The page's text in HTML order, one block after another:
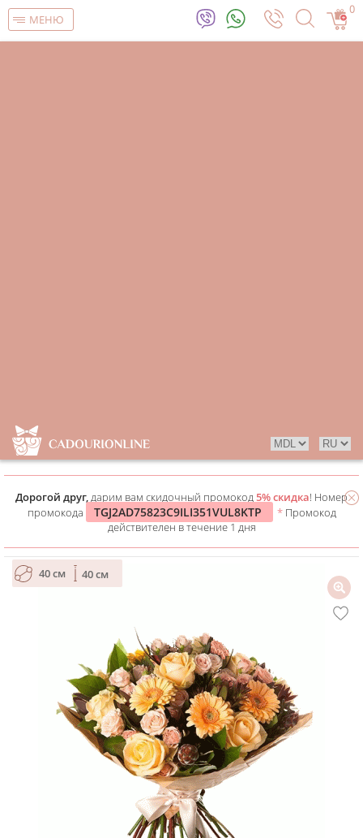
МЕНЮ
0
Дорогой друг,дарим вам скидочный промокод5% скидка! Номер
промокода
TGJ2AD75823C9ILI351VUL8KTP * Промокод
действителен в течение 1 дня
40 см 40 см